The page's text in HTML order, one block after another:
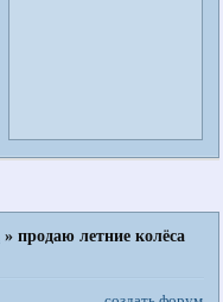
»продаю летние колёса